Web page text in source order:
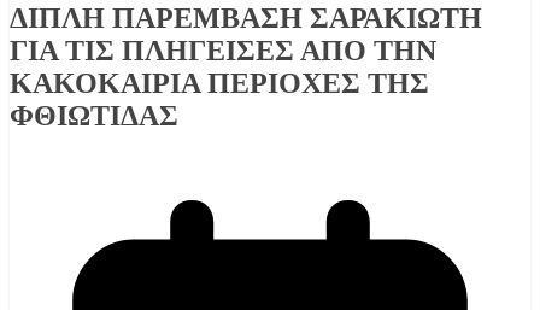
ΔΙΠΛΗ ΠΑΡΕΜΒΑΣΗ ΣΑΡΑΚΙΩΤΗ
ΓΙΑ ΤΙΣ ΠΛΗΓΕΙΣΕΣ ΑΠΟ ΤΗΝ
ΚΑΚΟΚΑΙΡΙΑ ΠΕΡΙΟΧΕΣ ΤΗΣ
ΦΘΙΩΤΙΔΑΣ